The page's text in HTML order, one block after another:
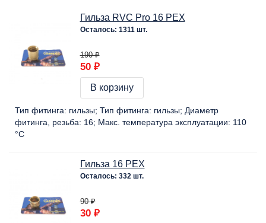
Гильза RVC Pro 16 PEX
Осталось: 1311 шт.
190 ₽
50 ₽
В корзину
Тип фитинга: гильзы Тип фитинга: гильзы
Диаметр
фитинга, резьба: 16 Макс. температура эксплуатации: 110
°C
Гильза 16 PEX
Осталось: 332 шт.
90 ₽
30 ₽